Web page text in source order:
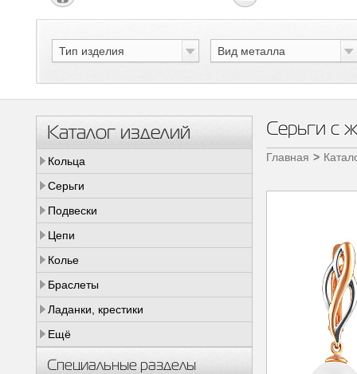
Тип изделия Вид металла
Каталог изделий
Кольца
Серьги
Подвески
Цепи
Колье
Браслеты
Ладанки, крестики
Ещё
Специальные разделы
Серьги с
Главная